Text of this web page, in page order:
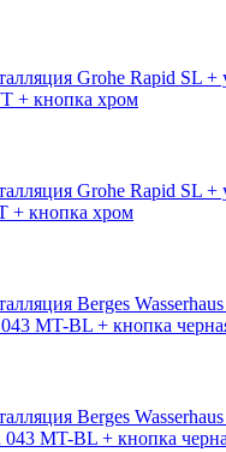
Grohe Rapid SL +
+ кнопка хром
Grohe Rapid SL +
+ кнопка хром
Berges
MT-BL + кнопка
Berges
043 MT-BL + кнопка